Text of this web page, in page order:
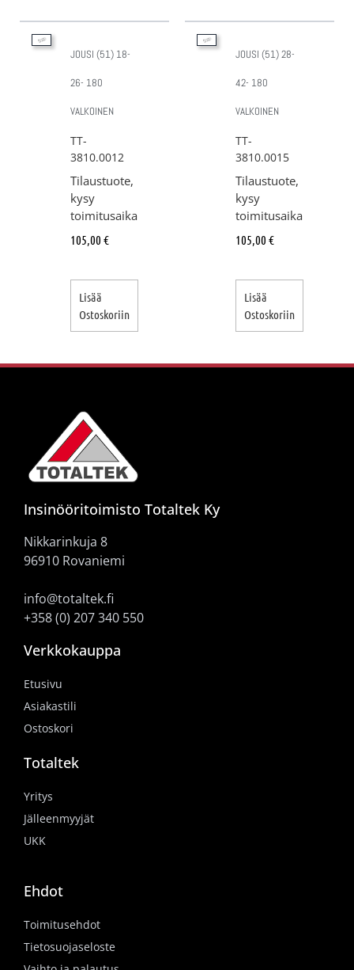
JOUSI (51) 18-
26- 180
VALKOINEN
TT-
3810.0012
Tilaustuote,
kysy
toimitusaika
105,00 €
Lisää
Ostoskoriin
JOUSI (51) 28-
42- 180
VALKOINEN
TT-
3810.0015
Tilaustuote,
kysy
toimitusaika
105,00 €
Lisää
Ostoskoriin
Insinööritoimisto Totaltek Ky
Nikkarinkuja 8
96910 Rovaniemi
info@totaltek.fi
+358 (0) 207 340 550
Verkkokauppa
Etusivu
Asiakastili
Ostoskori
Totaltek
Yritys
Jälleenmyyjät
UKK
Ehdot
Toimitusehdot
Tietosuojaseloste